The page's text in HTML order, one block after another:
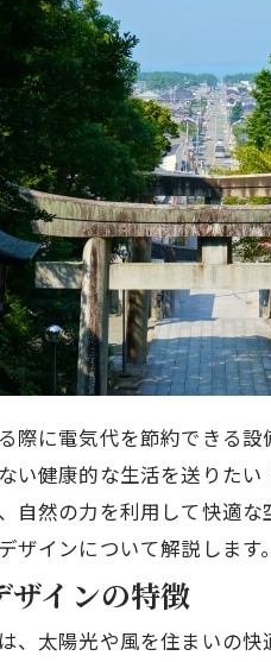
際に電気代を節約できる設
い健康的な生活を送りたい
自然の力を利用して快適
ザインについて解説します。
インの特徴
、太陽光や風を住まいの快